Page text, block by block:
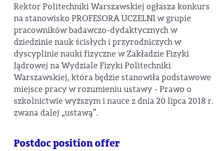
Rektor Politechniki Warszawskiej ogłasza konkurs
na stanowisko PROFESORA UCZELNI w grupie
pracowników badawczo-dydaktycznych w
dziedzinie nauk ścisłych i przyrodniczych w
dyscyplinie nauki fizyczne w Zakładzie Fizyki
Jądrowej na Wydziale Fizyki Politechniki
Warszawskiej, która będzie stanowiła podstawowe
miejsce pracy w rozumieniu ustawy - Prawo o
szkolnictwie wyższym i nauce z dnia 20 lipca 2018 r.
zwana dalej „ustawą”.
Postdoc position offer